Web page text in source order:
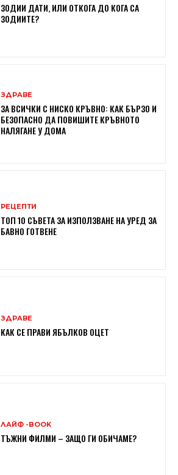
ЗОДИИ ДАТИ, ИЛИ ОТКОГА ДО КОГА СА
ЗОДИИТЕ?
ЗДРАВЕ
ЗА ВСИЧКИ С НИСКО КРЪВНО: КАК БЪРЗО И
БЕЗОПАСНО ДА ПОВИШИТЕ КРЪВНОТО
НАЛЯГАНЕ У ДОМА
РЕЦЕПТИ
ТОП 10 СЪВЕТА ЗА ИЗПОЛЗВАНЕ НА УРЕД ЗА
БАВНО ГОТВЕНЕ
ЗДРАВЕ
КАК СЕ ПРАВИ ЯБЪЛКОВ ОЦЕТ
ЛАЙФ -BOOK
ТЪЖНИ ФИЛМИ – ЗАЩО ГИ ОБИЧАМЕ?